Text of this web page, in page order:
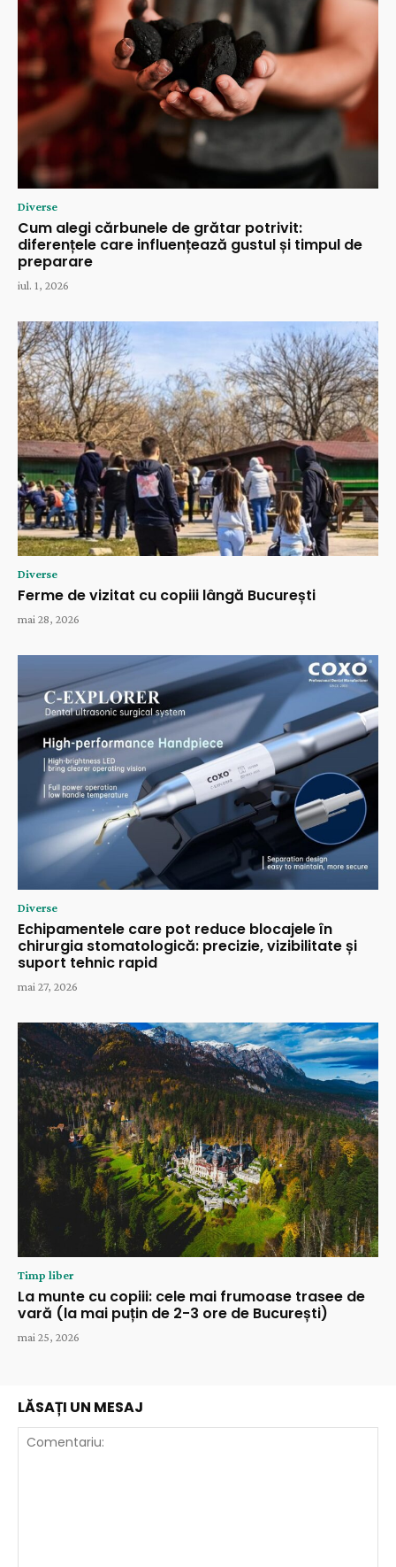
Diverse
Cum alegi cărbunele de grătar potrivit:
diferențele care influențează gustul și timpul de
preparare
iul. 1, 2026
Diverse
Ferme de vizitat cu copiii lângă București
mai 28, 2026
Diverse
Echipamentele care pot reduce blocajele în
chirurgia stomatologică: precizie, vizibilitate și
suport tehnic rapid
mai 27, 2026
Timp liber
La munte cu copiii: cele mai frumoase trasee de
vară (la mai puțin de 2-3 ore de București)
mai 25, 2026
LĂSAȚI UN MESAJ